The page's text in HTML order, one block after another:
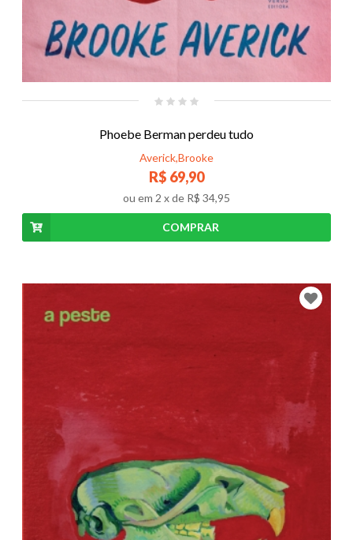
Phoebe Berman perdeu tudo
Averick,Brooke
R$ 69,90
ou em 2 x de R$ 34,95
COMPRAR